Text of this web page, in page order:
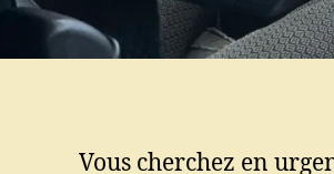
Vous cherchez en